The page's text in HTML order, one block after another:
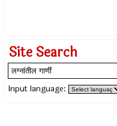
Site Search
Input language: